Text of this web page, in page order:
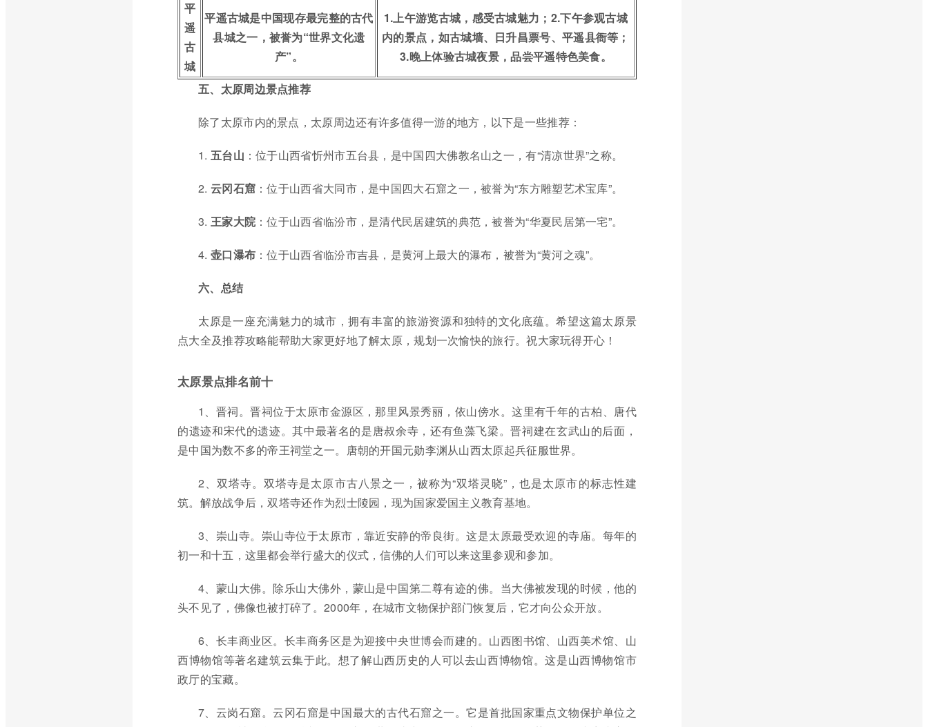
平
遥
古
城
平遥古城是中国现存最完整的古代
县城之一，被誉为“世界文化遗
产”。
1.上午游览古城，感受古城魅力；2.下午参观古城
内的景点，如古城墙、日升昌票号、平遥县衙等；
3.晚上体验古城夜景，品尝平遥特色美食。
五、太原周边景点推荐
除了太原市内的景点，太原周边还有许多值得一游的地方，以下是一些推荐：
1. 五台山 ：位于山西省忻州市五台县，是中国四大佛教名山之一，有“清凉世界”之称。
2. 云冈石窟 ：位于山西省大同市，是中国四大石窟之一，被誉为“东方雕塑艺术宝库”。
3. 王家大院：位于山西省临汾市，是清代民居建筑的典范，被誉为“华夏民居第一宅”。
4. 壶口瀑布 ：位于山西省临汾市吉县，是黄河上最大的瀑布，被誉为“黄河之魂”。
六、总结
太原是一座充满魅力的城市，拥有丰富的旅游资源和独特的文化底蕴。希望这篇太原景
点大全及推荐攻略能帮助大家更好地了解太原，规划一次愉快的旅行。祝大家玩得开心！
太原景点排名前十
1、晋祠。晋祠位于太原市金源区，那里风景秀丽，依山傍水。这里有千年的古柏、唐代
的遗迹和宋代的遗迹。其中最著名的是唐叔余寺，还有鱼藻飞梁。晋祠建在玄武山的后面，
是中国为数不多的帝王祠堂之一。唐朝的开国元勋李渊从山西太原起兵征服世界。
2、双塔寺。双塔寺是太原市古八景之一，被称为“双塔灵晓”，也是太原市的标志性建
筑。解放战争后，双塔寺还作为烈士陵园，现为国家爱国主义教育基地。
3、崇山寺。崇山寺位于太原市，靠近安静的帝良街。这是太原最受欢迎的寺庙。每年的
初一和十五，这里都会举行盛大的仪式，信佛的人们可以来这里参观和参加。
4、蒙山大佛。除乐山大佛外，蒙山是中国第二尊有迹的佛。当大佛被发现的时候，他的
头不见了，佛像也被打碎了。2000年，在城市文物保护部门恢复后，它才向公众开放。
6、长丰商业区。长丰商务区是为迎接中央世博会而建的。山西图书馆、山西美术馆、山
西博物馆等著名建筑云集于此。想了解山西历史的人可以去山西博物馆。这是山西博物馆市
政厅的宝藏。
7、云岗石窟。云冈石窟是中国最大的古代石窟之一。它是首批国家重点文物保护单位之